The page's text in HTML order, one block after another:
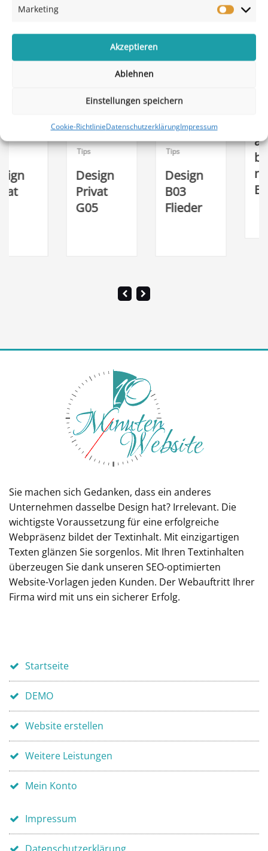
Marketing
Akzeptieren
Ablehnen
Einstellungen speichern
Cookie-RichtlinieDatenschutzerklärungImpressum
Design
Design
Flieder
alle
Beiträge
Sie machen sich Gedanken, dass ein anderes
Unternehmen dasselbe Design hat? Irrelevant. Die
wichtigste Voraussetzung für eine erfolgreiche
Webpräsenz bildet der Textinhalt. Mit einzigartigen
Texten glänzen Sie sorgenlos. Mit Ihren Textinhalten
überzeugen Sie dank unseren SEO-optimierten
Website-Vorlagen jeden Kunden. Der Webauftritt Ihrer
Firma wird mit uns ein sicherer Erfolg.
Startseite
DEMO
Website erstellen
Weitere Leistungen
Mein Konto
Impressum